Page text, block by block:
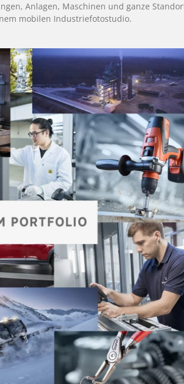
Anlagen, Maschinen und ganze
mobilen Industriefotostudio.